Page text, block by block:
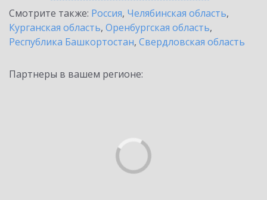
Смотрите также: Россия, Челябинская область,
Курганская область, Оренбургская область,
Республика Башкортостан, Свердловская область
Партнеры в вашем регионе: